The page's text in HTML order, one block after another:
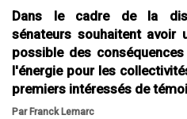
Dans le cadre de la
sénateurs souhaitent avoir
possible des
l'énergie pour les
premiers intéressés de
Par Franck Lemarc